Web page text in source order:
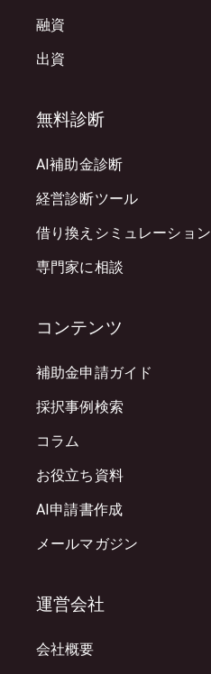
融資
出資
無料診断
AI補助金診断
経営診断ツール
借り換えシミュレーション
専門家に相談
コンテンツ
補助金申請ガイド
採択事例検索
コラム
お役立ち資料
AI申請書作成
メールマガジン
運営会社
会社概要